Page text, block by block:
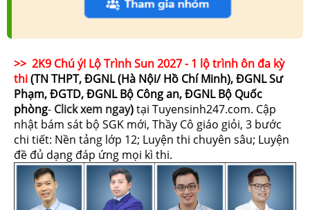
>> 2K9 Chú ý! Lộ Trình Sun 2027 - 1 lộ trình ôn đa kỳ
thi(TN THPT, ĐGNL (Hà Nội/ Hồ Chí Minh), ĐGNL Sư
Phạm, ĐGTD, ĐGNL Bộ Công an, ĐGNL Bộ Quốc
phòng- Click xem ngay)tại Tuyensinh247.com. Cập
nhật bám sát bộ SGK mới, Thầy Cô giáo giỏi, 3 bước
chi tiết: Nền tảng lớp 12; Luyện thi chuyên sâu; Luyện
đề đủ dạng đáp ứng mọi kì thi.